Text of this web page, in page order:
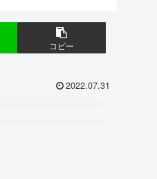
コピー
2022.07.31